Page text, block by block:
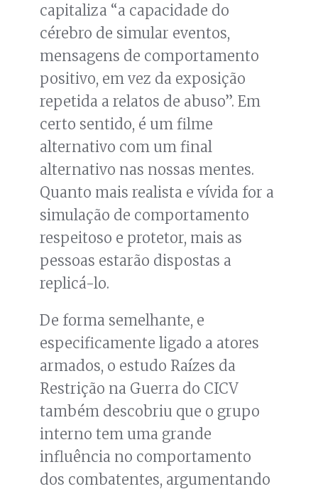
capitaliza “a capacidade do
cérebro de simular eventos,
mensagens de comportamento
positivo, em vez da exposição
repetida a relatos de abuso”. Em
certo sentido, é um filme
alternativo com um final
alternativo nas nossas mentes.
Quanto mais realista e vívida for a
simulação de comportamento
respeitoso e protetor, mais as
pessoas estarão dispostas a
replicá-lo.
De forma semelhante, e
especificamente ligado a atores
armados, o estudo Raízes da
Restrição na Guerra do CICV
também descobriu que o grupo
interno tem uma grande
influência no comportamento
dos combatentes, argumentando